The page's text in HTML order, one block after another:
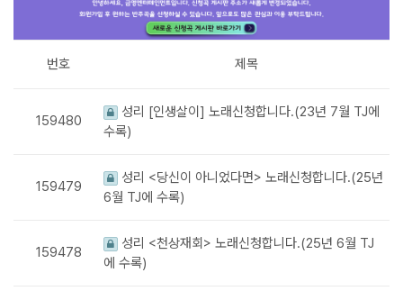
번호 제목
159480
성리 [인생살이] 노래신청합니다.(23년 7월 TJ에
수록)
159479
성리 <당신이 아니었다면> 노래신청합니다.(25년
6월 TJ에 수록)
159478
성리 <천상재회> 노래신청합니다.(25년 6월 TJ
에 수록)